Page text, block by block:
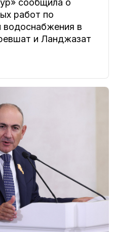
сообщила о
работ по
водоснабжения в
и Ланджазат